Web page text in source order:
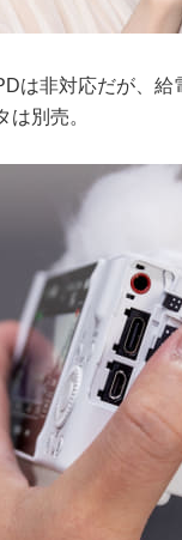
は非対応だが、給
別売。